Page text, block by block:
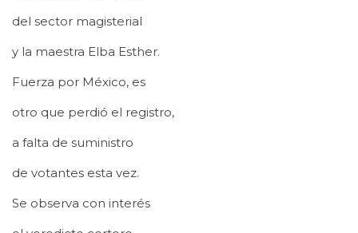
del sector magisterial
y la maestra Elba Esther.
Fuerza por México, es
otro que perdió el registro,
a falta de suministro
de votantes esta vez.
Se observa con interés